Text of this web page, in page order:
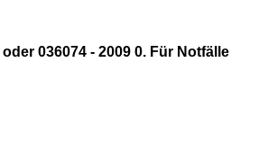
oder 036074 - 2009 0. Für Notfälle